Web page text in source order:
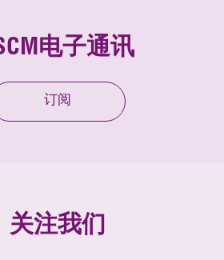
电子通讯
订阅
关注我们